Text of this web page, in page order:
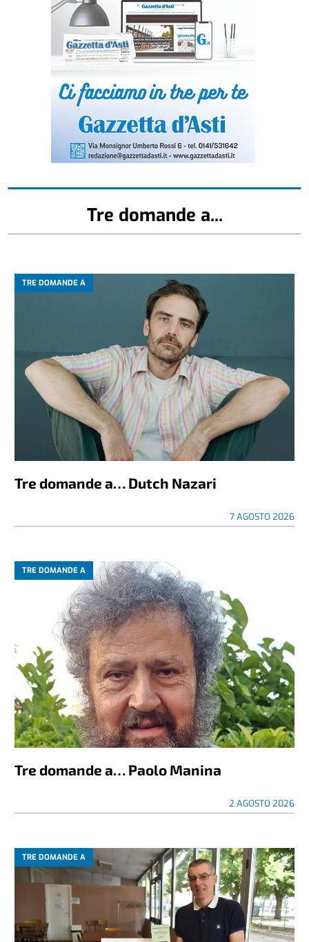
Tre domande a...
TRE DOMANDE A
Tre domande a… Dutch Nazari
7 AGOSTO 2026
TRE DOMANDE A
Tre domande a… Paolo Manina
2 AGOSTO 2026
TRE DOMANDE A